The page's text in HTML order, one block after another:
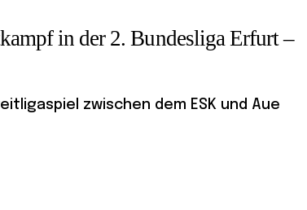
in der 2. Bundesliga Erfurt –
zwischen dem ESK und Aue